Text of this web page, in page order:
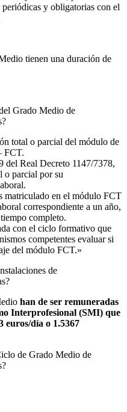
y obligatorias con el
tienen una duración de
Grado Medio de
total o parcial del módulo de
FCT.
del Real Decreto 1147/7378,
o parcial por su
matriculado en el módulo FCT
correspondiente a un año,
completo.
con el ciclo formativo que
competentes evaluar si
del módulo FCT.»
de
han de ser remuneradas
Interprofesional (SMI) que
euros/día o 1.5367
de Grado Medio de